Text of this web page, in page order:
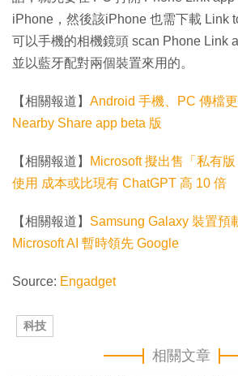
iPhone，然後該iPhone 也需下載 Link
可以手機的相機鏡頭 scan Phone Link
並以藍牙配對兩個裝置來用的。
【相關報道】 Android 手機、PC 傳檔
Nearby Share app beta 版
【相關報道】
Microsoft 擬出售「私有
使用 成本或比現有 ChatGPT 高 10 倍
【相關報道】 Samsung Galaxy 裝置預
Microsoft AI 暫時領先 Google
Source: Engadget
科技
相關文章